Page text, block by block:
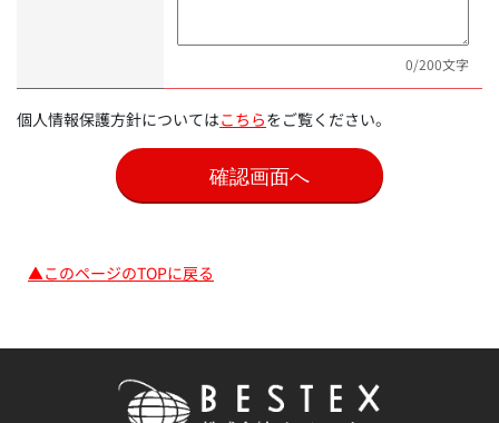
0/200文字
個人情報保護方針についてはこちらをご覧ください。
▲このページのTOPに戻る